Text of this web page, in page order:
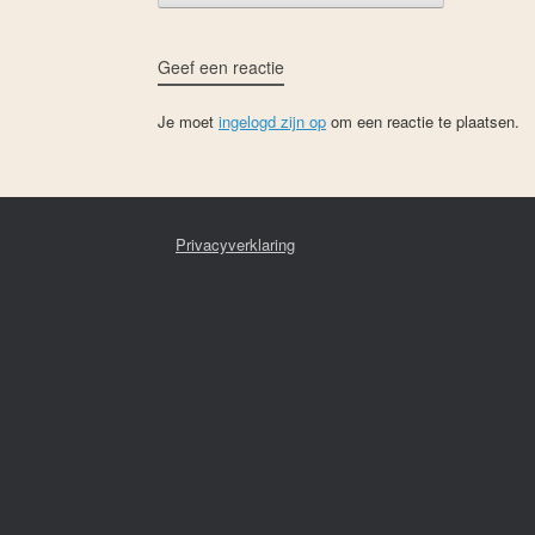
Geef een reactie
Je moet ingelogd zijn op om een reactie te plaatsen.
Privacyverklaring